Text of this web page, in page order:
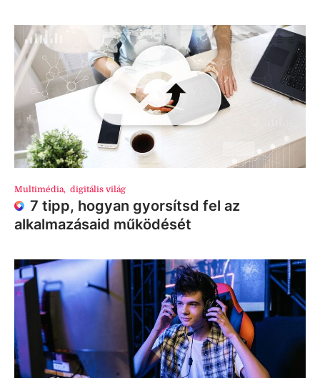
Multimédia, digitális világ
7 tipp, hogyan gyorsítsd fel az
alkalmazásaid működését